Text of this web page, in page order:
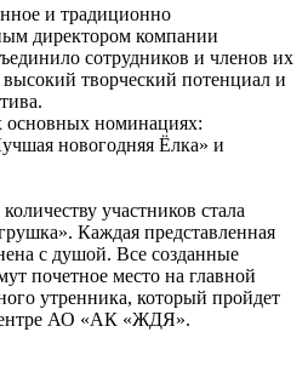
и традиционно
директором компании
сотрудников и членов их
творческий потенциал и
основных номинациях:
новогодняя Ёлка» и
участников стала
Каждая представленная
с душой. Все созданные
почетное место на главной
утренника, который пройдет
АО «АК «ЖДЯ».